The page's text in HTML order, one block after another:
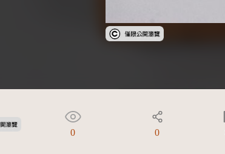
受著作權法保護-僅限
受著作權法保護-僅限於本平台有限度公開瀏覽
0 0